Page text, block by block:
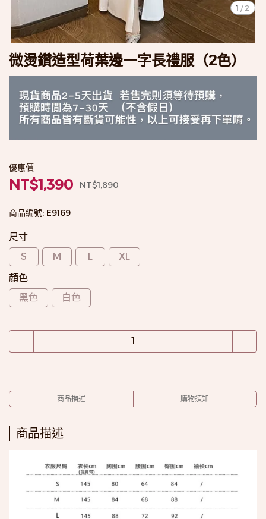
1 / 2
微燙鑽造型荷葉邊一字長禮服（2色）
優惠價
NT$1,390 NT$1,890
商品編號: E9169
尺寸
S
M L
XL
顏色
黑色
白色
商品描述 購物須知
商品描述